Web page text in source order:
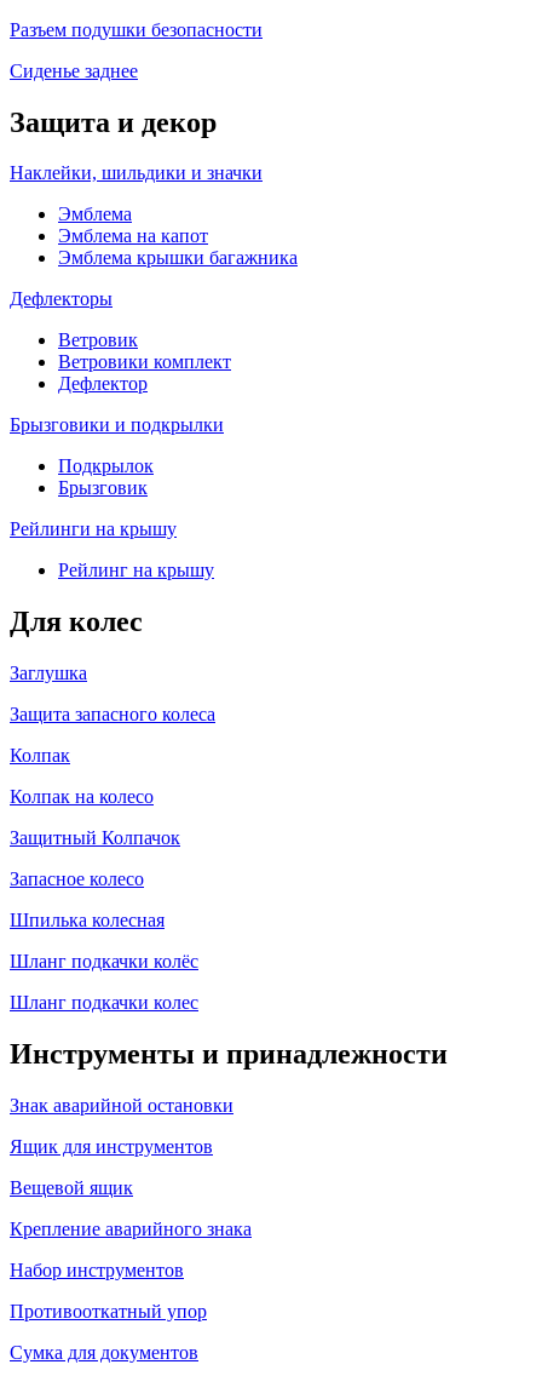
Разъем подушки безопасности
Сиденье заднее
Защита и декор
Наклейки, шильдики и значки
Эмблема
Эмблема на капот
Эмблема крышки багажника
Дефлекторы
Ветровик
Ветровики комплект
Дефлектор
Брызговики и подкрылки
Подкрылок
Брызговик
Рейлинги на крышу
Рейлинг на крышу
Для колес
Заглушка
Защита запасного колеса
Колпак
Колпак на колесо
Защитный Колпачок
Запасное колесо
Шпилька колесная
Шланг подкачки колёс
Шланг подкачки колес
Инструменты и принадлежности
Знак аварийной остановки
Ящик для инструментов
Вещевой ящик
Крепление аварийного знака
Набор инструментов
Противооткатный упор
Сумка для документов